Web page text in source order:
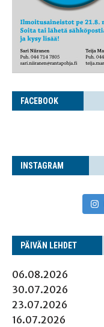
FACE­BOOK
INS­TA­GRAM
PÄI­VÄN LEHDET
06.08.2026
30.07.2026
23.07.2026
16.07.2026